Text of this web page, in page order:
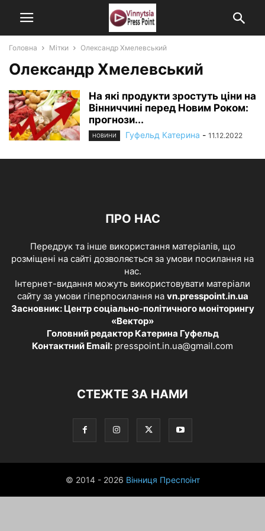
Головна Мітки Олександр Хмелевський
Олександр Хмелевський
На які продукти зростуть ціни на
Вінниччині перед Новим Роком:
прогнози...
НОВИНИ Гуфельд Катерина - 11.12.2022
ПРО НАС
Передрук та інше використання матеріалів, що
розміщені на сайті дозволяється за умови посилання на
нас.
Інтернет-видання можуть використовувати матеріали
сайту за умови гіперпосилання на vn.presspoint.in.ua
Засновник: Центр соціально-політичного моніторингу
«Вектор»
Головний редактор Катерина Гуфельд
Контактний Email: presspoint.in.ua@gmail.com
СТЕЖТЕ ЗА НАМИ
© 2014 - 2026 Вінниця Преспоінт